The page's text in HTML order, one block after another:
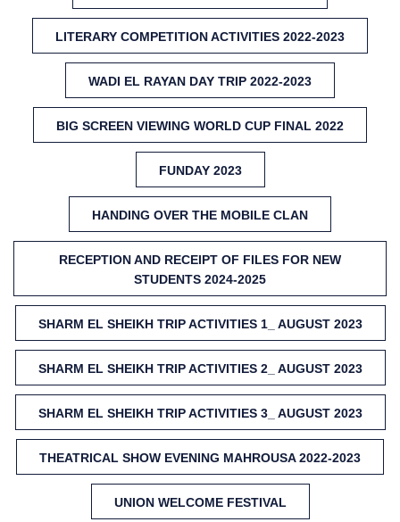
LITERARY COMPETITION ACTIVITIES 2022-2023
WADI EL RAYAN DAY TRIP 2022-2023
BIG SCREEN VIEWING WORLD CUP FINAL 2022
FUNDAY 2023
HANDING OVER THE MOBILE CLAN
RECEPTION AND RECEIPT OF FILES FOR NEW
STUDENTS 2024-2025
SHARM EL SHEIKH TRIP ACTIVITIES 1_ AUGUST 2023
SHARM EL SHEIKH TRIP ACTIVITIES 2_ AUGUST 2023
SHARM EL SHEIKH TRIP ACTIVITIES 3_ AUGUST 2023
THEATRICAL SHOW EVENING MAHROUSA 2022-2023
UNION WELCOME FESTIVAL